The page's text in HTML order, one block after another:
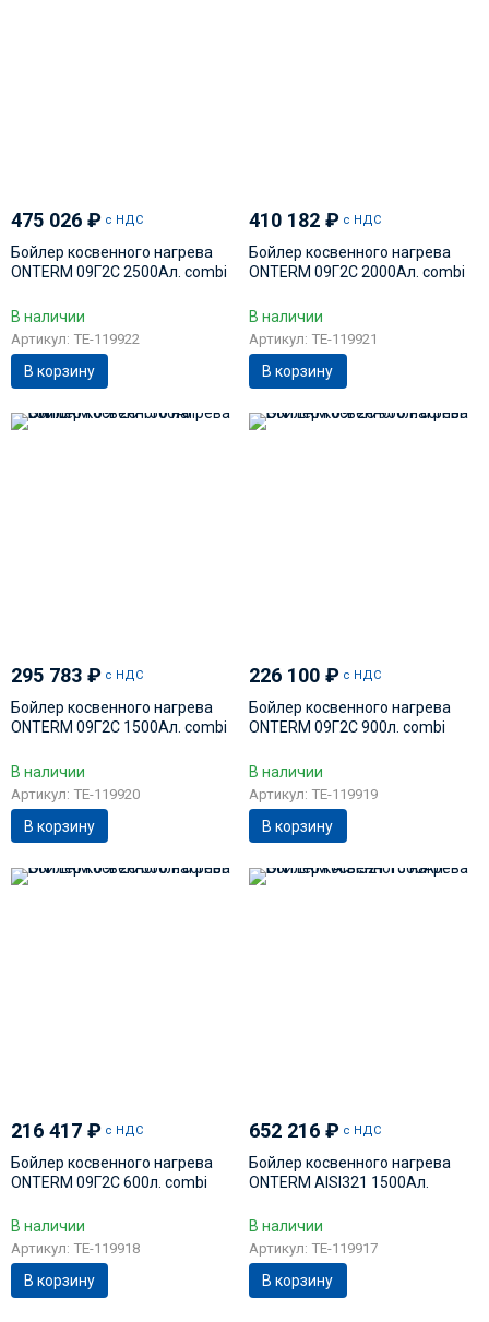
475 026 ₽ с НДС
Бойлер косвенного нагрева
ONTERM 09Г2С 2500Ал. сombi
В наличии
Артикул: TE-119922
В корзину
410 182₽ с НДС
Бойлер косвенного нагрева
ONTERM 09Г2С 2000Ал. сombi
В наличии
Артикул: TE-119921
В корзину
295 783 ₽ с НДС
Бойлер косвенного нагрева
ONTERM 09Г2С 1500Ал. сombi
В наличии
Артикул: TE-119920
В корзину
226 100₽ с НДС
Бойлер косвенного нагрева
ONTERM 09Г2С 900л. сombi
В наличии
Артикул: TE-119919
В корзину
216 417 ₽ с НДС
Бойлер косвенного нагрева
ONTERM 09Г2С 600л. сombi
В наличии
Артикул: TE-119918
В корзину
652 216₽ с НДС
Бойлер косвенного нагрева
ONTERM AISI321 1500Ал.
В наличии
Артикул: TE-119917
В корзину